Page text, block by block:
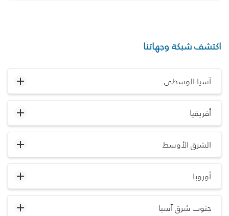
اكتشف شبكة وجهاتنا
آسيا الوسطى
أفريقيا
الشرق الأوسط
أوروبا
جنوب شرق آسيا